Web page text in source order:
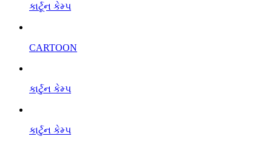
કાર્ટૂન કેમ્પ
CARTOON
કાર્ટુન કેમ્પ
કાર્ટુન કેમ્પ